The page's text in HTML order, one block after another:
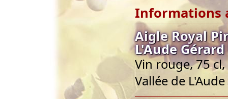
Informations
Aigle Royal
L'Aude
Vin rouge, 75
Vallée de L'Aude